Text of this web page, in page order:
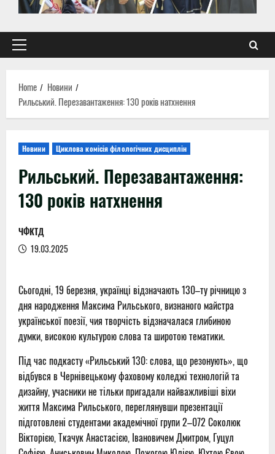
Primary
Home
Новини
Рильський. Перезавантаження: 130 років натхнення
Новини Циклова комісія філологічних дисциплін
Рильський. Перезавантаження:
130 років натхнення
ЧФКТД
19.03.2025
Сьогодні, 19 березня, українці відзначають 130–ту річницю з
дня народження Максима Рильського, визнаного майстра
української поезії, чия творчість відзначалася глибиною
думки, високою культурою слова та широтою тематики.
Під час подкасту «Рильський 130: слова, що резонують», що
відбувся в Чернівецькому фаховому коледжі технологій та
дизайну, учасники не тільки пригадали найважливіші віхи
життя Максима Рильського, переглянувши презентації
підготовлені студентами академічної групи 2–072 Соколюк
Вікторією, Ткачук Анастасією, Івановичем Дмитром, Гуцул